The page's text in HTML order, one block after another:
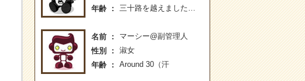
年齢
三十路を越えました…
名前
マーシー@副管理人
性別
淑女
年齢
Around 30（汗